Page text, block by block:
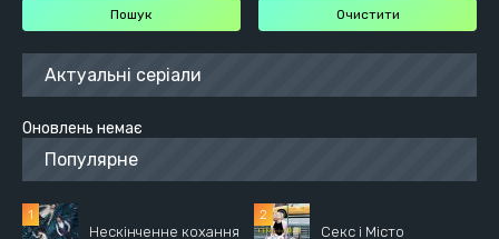
Актуальні серіали
Оновлень немає
Популярне
Нескінченне кохання Секс і Місто